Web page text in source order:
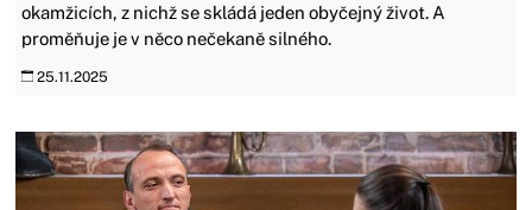
okamžicích, z nichž se skládá jeden obyčejný život. A
proměňuje je v něco nečekaně silného.
25.11.2025